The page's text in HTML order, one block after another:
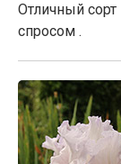
Отличный
спросом .